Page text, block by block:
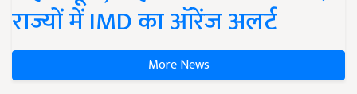
राज्यों में IMD का ऑरेंज अलर्ट
More News